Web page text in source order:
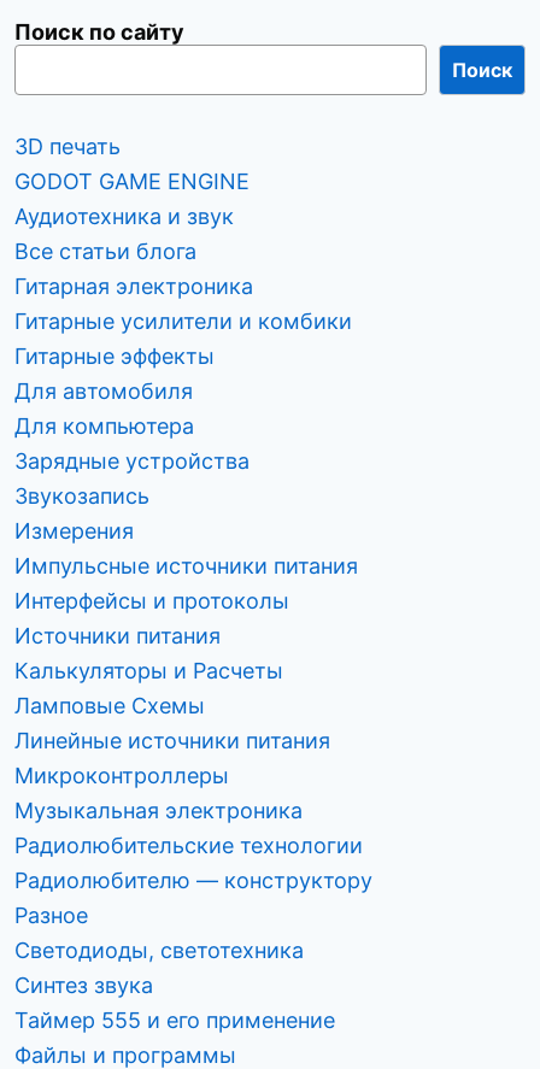
п
а
п
и
с
я
м
Поиск по сайту
Поиск
3D печать
GODOT GAME ENGINE
Аудиотехника и звук
Все статьи блога
Гитарная электроника
Гитарные усилители и комбики
Гитарные эффекты
Для автомобиля
Для компьютера
Зарядные устройства
Звукозапись
Измерения
Импульсные источники питания
Интерфейсы и протоколы
Источники питания
Калькуляторы и Расчеты
Ламповые Схемы
Линейные источники питания
Микроконтроллеры
Музыкальная электроника
Радиолюбительские технологии
Радиолюбителю — конструктору
Разное
Светодиоды, светотехника
Синтез звука
Таймер 555 и его применение
Файлы и программы